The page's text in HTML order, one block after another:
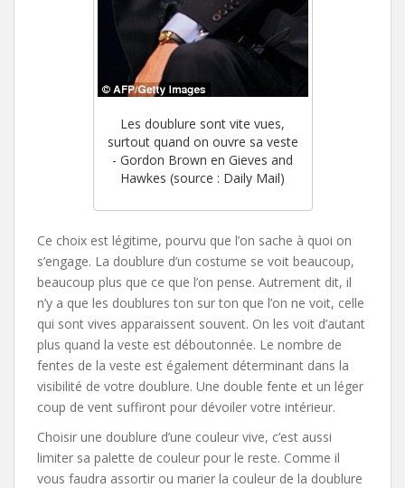
Les doublure sont vite vues,
surtout quand on ouvre sa veste
- Gordon Brown en Gieves and
Hawkes (source : Daily Mail)
Ce choix est légitime, pourvu que l’on sache à quoi on
s’engage. La doublure d’un costume se voit beaucoup,
beaucoup plus que ce que l’on pense. Autrement dit, il
n’y a que les doublures ton sur ton que l’on ne voit, celle
qui sont vives apparaissent souvent. On les voit d’autant
plus quand la veste est déboutonnée. Le nombre de
fentes de la veste est également déterminant dans la
visibilité de votre doublure. Une double fente et un léger
coup de vent suffiront pour dévoiler votre intérieur.
Choisir une doublure d’une couleur vive, c’est aussi
limiter sa palette de couleur pour le reste. Comme il
vous faudra assortir ou marier la couleur de la doublure